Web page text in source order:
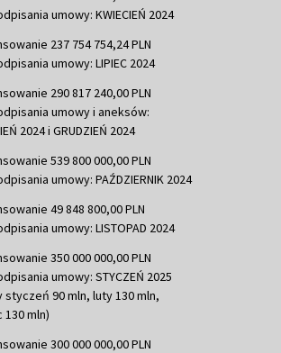
umowy: KWIECIEŃ 2024
237 754 754,24 PLN
umowy: LIPIEC 2024
290 817 240,00 PLN
umowy i aneksów:
2024 i GRUDZIEŃ 2024
539 800 000,00 PLN
umowy: PAŹDZIERNIK 2024
49 848 800,00 PLN
umowy: LISTOPAD 2024
350 000 000,00 PLN
umowy: STYCZEŃ 2025
styczeń 90 mln, luty 130 mln,
130 mln)
300 000 000,00 PLN